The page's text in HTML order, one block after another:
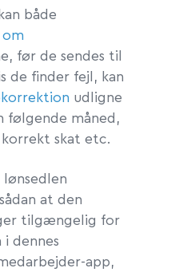
både
om
før de sendes til
de finder fejl, kan
udligne
følgende måned,
skat etc.
lønsedlen
at den
tilgængelig for
i dennes
app,